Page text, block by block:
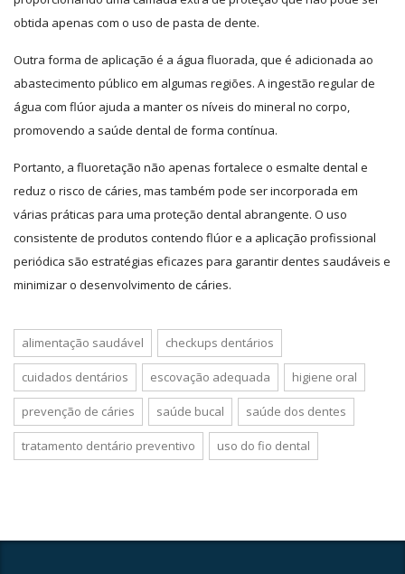
obtida apenas com o uso de pasta de dente.
Outra forma de aplicação é a água fluorada, que é adicionada ao
abastecimento público em algumas regiões. A ingestão regular de
água com flúor ajuda a manter os níveis do mineral no corpo,
promovendo a saúde dental de forma contínua.
Portanto, a fluoretação não apenas fortalece o esmalte dental e
reduz o risco de cáries, mas também pode ser incorporada em
várias práticas para uma proteção dental abrangente. O uso
consistente de produtos contendo flúor e a aplicação profissional
periódica são estratégias eficazes para garantir dentes saudáveis e
minimizar o desenvolvimento de cáries.
alimentação saudável checkups dentários
cuidados dentários escovação adequada higiene oral
prevenção de cáries saúde bucal saúde dos dentes
tratamento dentário preventivo uso do fio dental